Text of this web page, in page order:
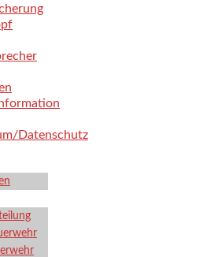
Datenschutz